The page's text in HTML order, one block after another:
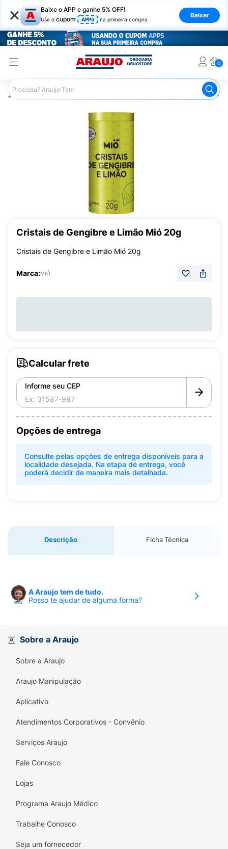
× Baixe o APP e ganhe 5% OFF!
Use o cupom APP5 na primeira compra
Baixar
0
Araujo Medicamentos Cristais
Cristais de Gengibre e Limão Mió 20g
Cristais de Gengibre e Limão Mió 20g
Marca:MIÓ
Calcular frete
Informe seu CEP
Opções de entrega
Consulte pelas opções de entrega disponíveis para a
localidade desejada. Na etapa de entrega, você
poderá decidir de maneira mais detalhada.
Descrição Ficha Técnica
A Araujo tem de tudo.
Posso te ajudar de alguma forma?
Sobre a Araujo
Sobre a Araujo
Araujo Manipulação
Aplicativo
Atendimentos Corporativos - Convênio
Serviços Araujo
Fale Conosco
Lojas
Programa Araujo Médico
Trabalhe Conosco
Seja um fornecedor